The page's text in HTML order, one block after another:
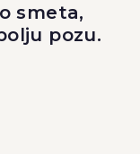
smeta,
pozu.